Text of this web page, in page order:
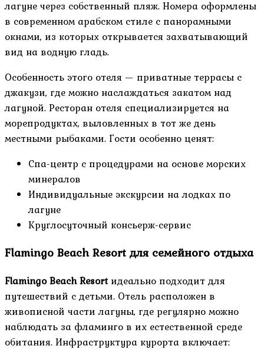
лагуне через собственный пляж. Номера оформлены
в современном арабском стиле с панорамными
окнами, из которых открывается захватывающий
вид на водную гладь.
Особенность этого отеля — приватные террасы с
джакузи, где можно наслаждаться закатом над
лагуной. Ресторан отеля специализируется на
морепродуктах, выловленных в тот же день
местными рыбаками. Гости особенно ценят:
Спа-центр с процедурами на основе морских
минералов
Индивидуальные экскурсии на лодках по
лагуне
Круглосуточный консьерж-сервис
Flamingo Beach Resort для семейного отдыха
Flamingo Beach Resortидеально подходит для
путешествий с детьми. Отель расположен в
живописной части лагуны, где регулярно можно
наблюдать за фламинго в их естественной среде
обитания. Инфраструктура курорта включает: